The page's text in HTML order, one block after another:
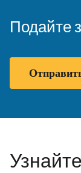
Подайте